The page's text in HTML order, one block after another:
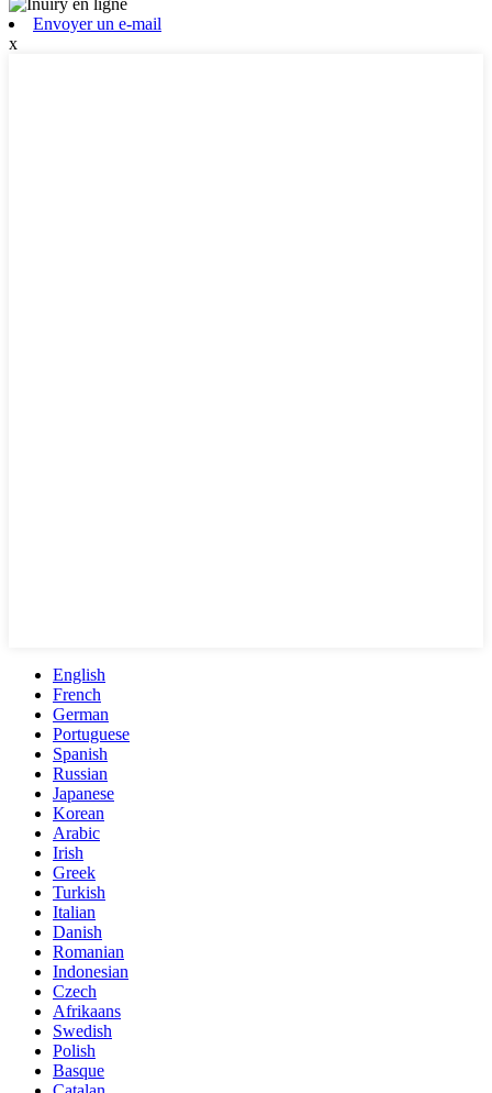
Envoyer un e-mail
x
English
French
German
Portuguese
Spanish
Russian
Japanese
Korean
Arabic
Irish
Greek
Turkish
Italian
Danish
Romanian
Indonesian
Czech
Afrikaans
Swedish
Polish
Basque